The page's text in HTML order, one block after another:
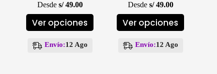
Desde s/49.00
Ver opciones
Este
producto
múltiples
Envío:12 Ago
Desde s/49.00
Ver opciones
Este
producto
múltiples
Envío:12 Ago